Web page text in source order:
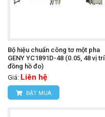
Bộ hiệu chuẩn công tơ một pha
GENY YC1891D-48 (0.05, 48 vị trí
đồng hồ đo)
Giá: Liên hệ
ĐẶT MUA